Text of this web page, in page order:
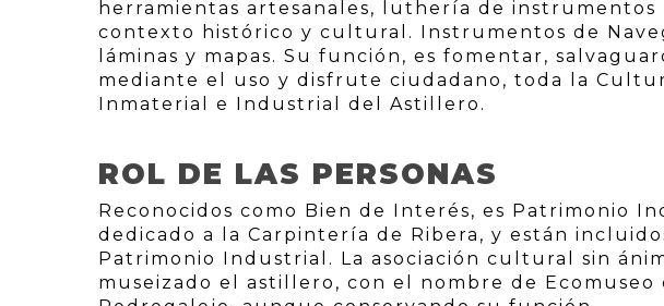
herramientas artesanales, luthería de instrumentos
contexto histórico y cultural. Instrumentos de
láminas y mapas. Su función, es fomentar,
mediante el uso y disfrute ciudadano, toda la
Inmaterial e Industrial del Astillero.
ROL DE LAS PERSONAS
Reconocidos como Bien de Interés, es Patrimonio
dedicado a la Carpintería de Ribera, y están
Patrimonio Industrial. La asociación cultural sin
museizado el astillero, con el nombre de